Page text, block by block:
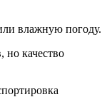
влажную погоду.
качество